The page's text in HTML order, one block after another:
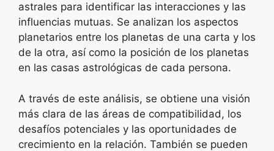
astrales para identificar las interacciones y las
influencias mutuas. Se analizan los aspectos
planetarios entre los planetas de una carta y los
de la otra, así como la posición de los planetas
en las casas astrológicas de cada persona.
A través de este análisis, se obtiene una visión
más clara de las áreas de compatibilidad, los
desafíos potenciales y las oportunidades de
crecimiento en la relación. También se pueden